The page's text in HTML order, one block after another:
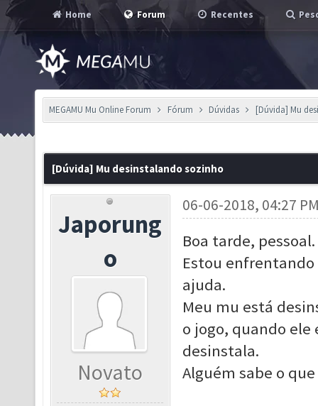
Home Forum Recentes
MEGAMU Mu Online Forum Fórum Dúvidas [Dúvida] Mu
[Dúvida] Mu desinstalando sozinho
Japorung
o
Novato
06-06-2018, 04:27
Boa tarde, pessoal.
Estou
ajuda.
Meu mu está
o jogo, quando
desinstala.
Alguém sabe o